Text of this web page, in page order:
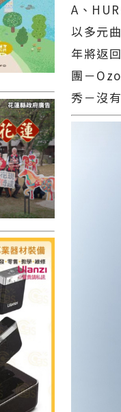
A、
以多元
年將返
團－
秀－沒